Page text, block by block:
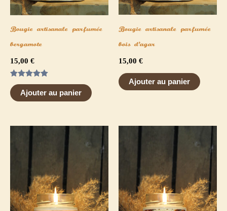
Bougie artisanale parfumée
bergamote
15,00 €
Note
5.00
sur 5
Ajouter au panier
Bougie artisanale parfumée
bois d’agar
15,00 €
Ajouter au panier